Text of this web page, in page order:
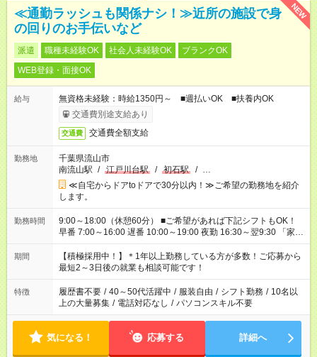
NEW
≪通勤ラッシュも関係ナシ！≫近所の施設で身
の回りのお手伝いなど
派遣 職種未経験OK 社会人未経験OK
ブランクOK
WEB登録・面接OK
給与
無資格未経験：時給1350円～ ■週払いOK ■扶養内OK
交通費別途支給あり
交通費 交通費全額支給
勤務地
千葉県流山市
南流山駅 / 江戸川台駅 / 初石駅 / …
≪自宅からドアtoドアで30分以内！≫ご希望の勤務地を紹介
します。
勤務時間
9:00～18:00（休憩60分） ■ご希望があれば下記シフトもOK！
早番 7:00～16:00 遅番 10:00～19:00 夜勤 16:30～翌9:30 「家族
と休みを合わせたい」 「余裕を持って夕飯の準備がしたい」
「できれば残業はしたくない」 など、ご希望を教えてください
ね。 ※Wワーク希望の方へ 今ご覧のお仕事で希望する勤務時間
と、もう1つのお仕事の勤務時間が 合計で週40時間を超える場
合は応募できません。
期間
【積極採用中！】＊1年以上勤務している方が多数！ご応募から
最短2～3日後の就業も相談可能です！
特徴 履歴書不要 / 40～50代活躍中 / 服装自由 / シフト勤務 / 10名以
上の大量募集 / 電話対応なし / パソコンスキル不要
気になる！ 応募する 詳細へ